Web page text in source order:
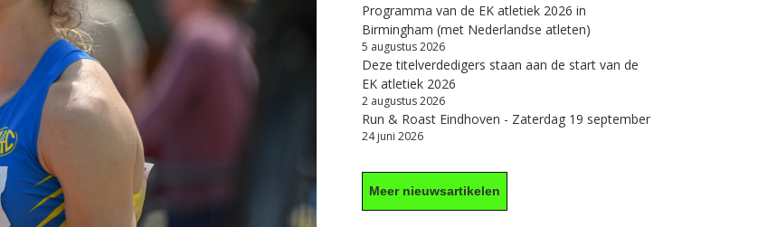
Programma van de EK atletiek 2026 in
Birmingham (met Nederlandse atleten)
5 augustus 2026
Deze titelverdedigers staan aan de start van de
EK atletiek 2026
2 augustus 2026
Run & Roast Eindhoven - Zaterdag 19 september
24 juni 2026
Meer nieuwsartikelen